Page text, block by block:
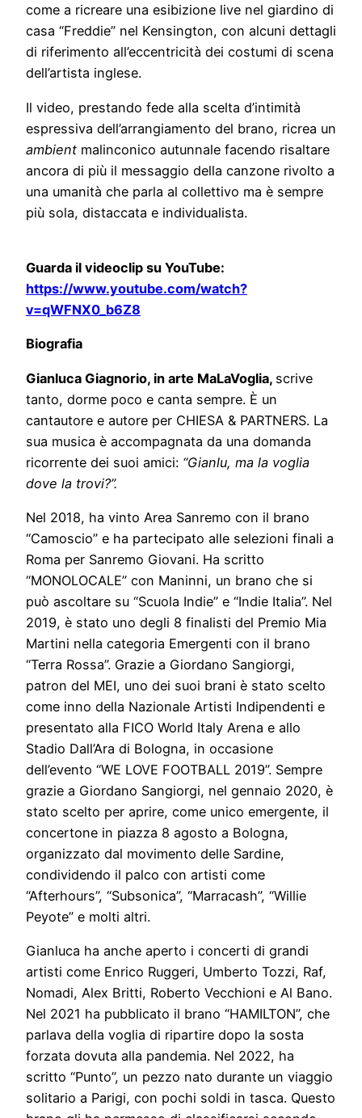
come a ricreare una esibizione live nel giardino di
casa “Freddie” nel Kensington, con alcuni dettagli
di riferimento all’eccentricità dei costumi di scena
dell’artista inglese.
Il video, prestando fede alla scelta d’intimità
espressiva dell’arrangiamento del brano, ricrea un
ambient malinconico autunnale facendo risaltare
ancora di più il messaggio della canzone rivolto a
una umanità che parla al collettivo ma è sempre
più sola, distaccata e individualista.
Guarda il videoclip su YouTube:
https://www.youtube.com/watch?
v=qWFNX0_b6Z8
Biografia
Gianluca Giagnorio, in arte MaLaVoglia, scrive
tanto, dorme poco e canta sempre. È un
cantautore e autore per CHIESA & PARTNERS. La
sua musica è accompagnata da una domanda
ricorrente dei suoi amici: “Gianlu, ma la voglia
dove la trovi?”.
Nel 2018, ha vinto Area Sanremo con il brano
“Camoscio” e ha partecipato alle selezioni finali a
Roma per Sanremo Giovani. Ha scritto
“MONOLOCALE” con Maninni, un brano che si
può ascoltare su “Scuola Indie” e “Indie Italia”. Nel
2019, è stato uno degli 8 finalisti del Premio Mia
Martini nella categoria Emergenti con il brano
“Terra Rossa”. Grazie a Giordano Sangiorgi,
patron del MEI, uno dei suoi brani è stato scelto
come inno della Nazionale Artisti Indipendenti e
presentato alla FICO World Italy Arena e allo
Stadio Dall’Ara di Bologna, in occasione
dell’evento “WE LOVE FOOTBALL 2019”. Sempre
grazie a Giordano Sangiorgi, nel gennaio 2020, è
stato scelto per aprire, come unico emergente, il
concertone in piazza 8 agosto a Bologna,
organizzato dal movimento delle Sardine,
condividendo il palco con artisti come
“Afterhours”, “Subsonica”, “Marracash”, “Willie
Peyote” e molti altri.
Gianluca ha anche aperto i concerti di grandi
artisti come Enrico Ruggeri, Umberto Tozzi, Raf,
Nomadi, Alex Britti, Roberto Vecchioni e Al Bano.
Nel 2021 ha pubblicato il brano “HAMILTON”, che
parlava della voglia di ripartire dopo la sosta
forzata dovuta alla pandemia. Nel 2022, ha
scritto “Punto”, un pezzo nato durante un viaggio
solitario a Parigi, con pochi soldi in tasca. Questo